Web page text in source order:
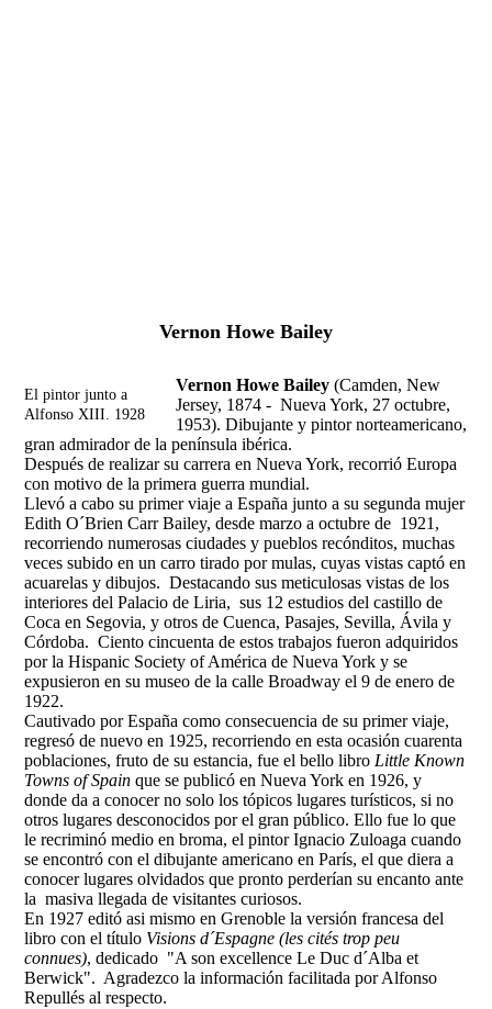
Vernon Howe Bailey
El pintor junto a
Alfonso XIII. 1928
Vernon Howe Bailey (Camden, New
Jersey, 1874 - Nueva York, 27 octubre,
1953). Dibujante y pintor norteamericano,
gran admirador de la península ibérica.
Después de realizar su carrera en Nueva York, recorrió Europa
con motivo de la primera guerra mundial.
Llevó a cabo su primer viaje a España junto a su segunda mujer
Edith O´Brien Carr Bailey, desde marzo a octubre de 1921,
recorriendo numerosas ciudades y pueblos recónditos, muchas
veces subido en un carro tirado por mulas, cuyas vistas captó en
acuarelas y dibujos. Destacando sus meticulosas vistas de los
interiores del Palacio de Liria, sus 12 estudios del castillo de
Coca en Segovia, y otros de Cuenca, Pasajes, Sevilla, Ávila y
Córdoba. Ciento cincuenta de estos trabajos fueron adquiridos
por la Hispanic Society of América de Nueva York y se
expusieron en su museo de la calle Broadway el 9 de enero de
1922.
Cautivado por España como consecuencia de su primer viaje,
regresó de nuevo en 1925, recorriendo en esta ocasión cuarenta
poblaciones, fruto de su estancia, fue el bello libro Little Known
Towns of Spain que se publicó en Nueva York en 1926, y
donde da a conocer no solo los tópicos lugares turísticos, si no
otros lugares desconocidos por el gran público. Ello fue lo que
le recriminó medio en broma, el pintor Ignacio Zuloaga cuando
se encontró con el dibujante americano en París, el que diera a
conocer lugares olvidados que pronto perderían su encanto ante
la masiva llegada de visitantes curiosos.
En 1927 editó asi mismo en Grenoble la versión francesa del
libro con el título Visions d´Espagne (les cités trop peu
connues), dedicado "A son excellence Le Duc d´Alba et
Berwick". Agradezco la información facilitada por Alfonso
Repullés al respecto.